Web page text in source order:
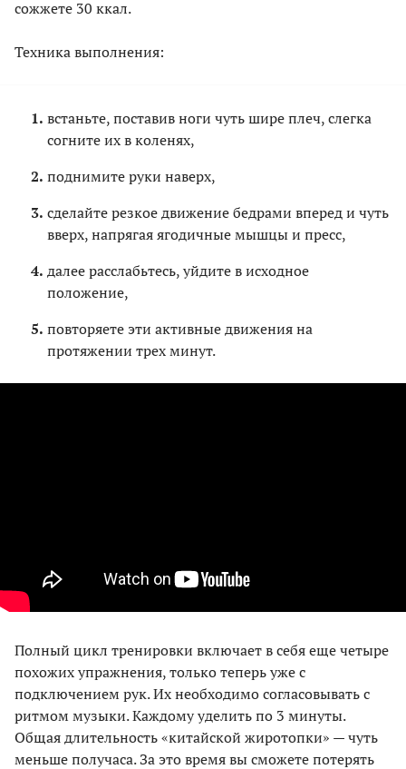
сожжете 30 ккал.
Техника выполнения:
встаньте, поставив ноги чуть шире плеч, слегка
согните их в коленях,
поднимите руки наверх,
сделайте резкое движение бедрами вперед и чуть
вверх, напрягая ягодичные мышцы и пресс,
далее расслабьтесь, уйдите в исходное
положение,
повторяете эти активные движения на
протяжении трех минут.
Полный цикл тренировки включает в себя еще четыре
похожих упражнения, только теперь уже с
подключением рук. Их необходимо согласовывать с
ритмом музыки. Каждому уделить по 3 минуты.
Общая длительность «китайской жиротопки» — чуть
меньше получаса. За это время вы сможете потерять